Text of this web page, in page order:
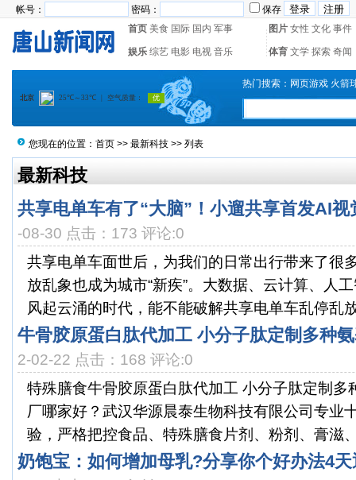
帐号： 密码：
保存
首页 美食 国际 国内 军事 图片 女性 文化 事件
娱乐 综艺 电影 电视 音乐 体育 文学 探索 奇闻
热门搜索： 网页游戏 火箭
您现在的位置： 首页 >> 最新科技 >> 列表
最新科技
共享电单车有了“大脑”！小遛共享首发AI视
-08-30 点击：173 评论:0
共享电单车面世后，为我们的日常出行带来了很
放乱象也成为城市“新疾”。大数据、云计算、人
风起云涌的时代，能不能破解共享电单车乱停乱
牛骨胶原蛋白肽代加工 小分子肽定制多种
2-02-22 点击：168 评论:0
特殊膳食牛骨胶原蛋白肽代加工 小分子肽定制多
厂哪家好？武汉华源晨泰生物科技有限公司专业
验，严格把控食品、特殊膳食片剂、粉剂、膏滋
奶饱宝：如何增加母乳?分享你个好办法4